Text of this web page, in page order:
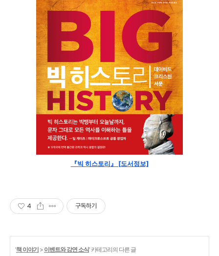
『빅 히스토리 』 [도서정보]
4 구독하기
'책 이야기 > 이벤트와 강연 소식' 카테고리의 다른 글